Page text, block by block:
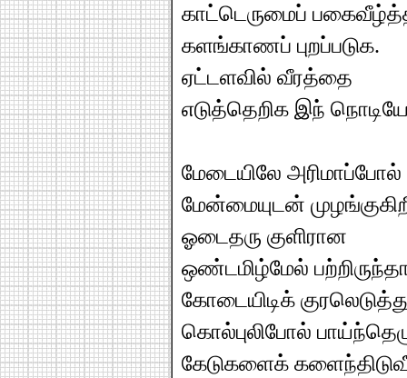
காட்டெருமைப்
களங்காணப் புறப்படுக.
ஏட்டளவில் வீரத்தை
எடுத்தெறிக இந்
மேடையிலே அரிமாப்போல்
மேன்மையுடன்
ஓடைதரு குளிரான
ஒண்டமிழ்மேல்
கோடையிடிக்
கொல்புலிபோல்
கேடுகளைக்